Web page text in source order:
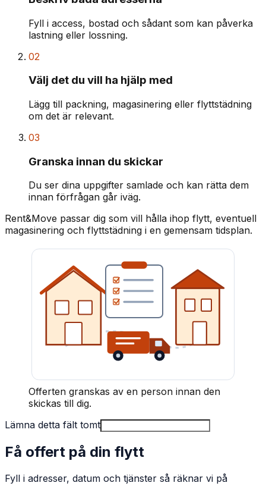
Fyll i access, bostad och sådant som kan påverka
lastning eller lossning.
02
Välj det du vill ha hjälp med
Lägg till packning, magasinering eller flyttstädning
om det är relevant.
03
Granska innan du skickar
Du ser dina uppgifter samlade och kan rätta dem
innan förfrågan går iväg.
Rent&Move passar dig som vill hålla ihop flytt, eventuell
magasinering och flyttstädning i en gemensam tidsplan.
Offerten granskas av en person innan den
skickas till dig.
Lämna detta fält tomt
Få offert på din flytt
Fyll i adresser, datum och tjänster så räknar vi på